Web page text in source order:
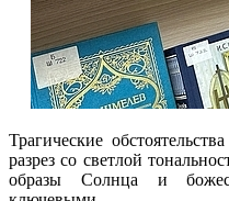
Трагические
разрез со светлой
образы Солнца и